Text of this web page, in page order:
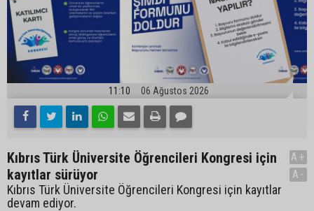
11:10 06 Ağustos 2026
Kıbrıs Türk Üniversite Öğrencileri Kongresi için
kayıtlar sürüyor
Kıbrıs Türk Üniversite Öğrencileri Kongresi için kayıtlar
devam ediyor.
A+
A-